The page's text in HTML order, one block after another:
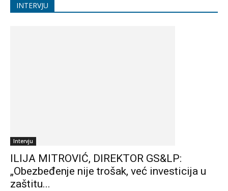
INTERVJU
Intervju
ILIJA MITROVIĆ, DIREKTOR GS&LP:
„Obezbeđenje nije trošak, već investicija u
zaštitu...